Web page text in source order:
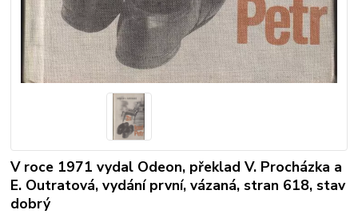
V roce 1971 vydal Odeon, překlad V. Procházka a
E. Outratová, vydání první, vázaná, stran 618, stav
dobrý